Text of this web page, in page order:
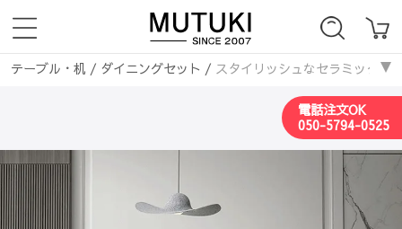
テーブル・机 / ダイニングセット / スタイリッシュなセラミック
スタイリッシュなセラミッ
セラミックダイニングテーブル/スタイリッ
電話注文OK
050-5794-0525